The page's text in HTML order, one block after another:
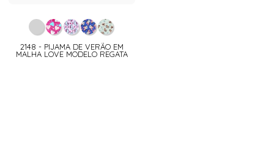
2148 - PIJAMA DE VERÃO EM
MALHA LOVE MODELO REGATA